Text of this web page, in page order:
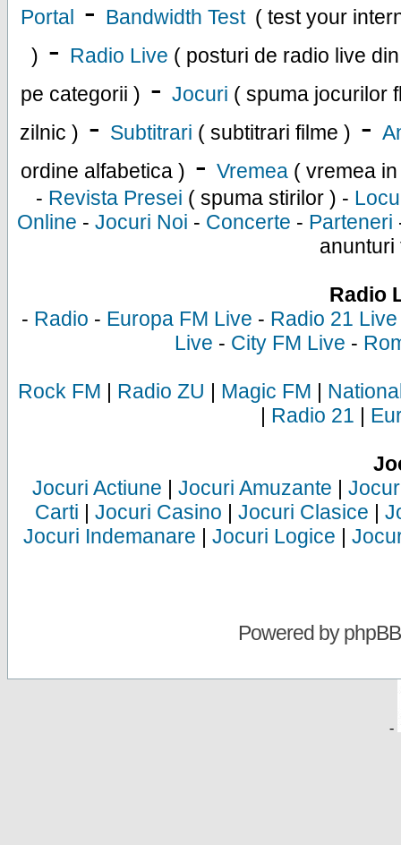
Portal - Bandwidth Test ( test your
) - Radio Live ( posturi de radio live
pe categorii ) - Jocuri ( spuma jocurilor
zilnic ) - Subtitrari ( subtitrari filme ) -
ordine alfabetica ) - Vremea ( vremea
- Revista Presei ( spuma stirilor ) -
Online - Jocuri Noi - Concerte - Parteneri
anunturi
Radio
- Radio - Europa FM Live - Radio 21 Live
Live - City FM Live -
Rock FM | Radio ZU | Magic FM |
| Radio 21 |
Jocuri Actiune | Jocuri Amuzante |
Carti | Jocuri Casino | Jocuri Clasice |
Jocuri Indemanare | Jocuri Logice |
Powered byphpBB
-